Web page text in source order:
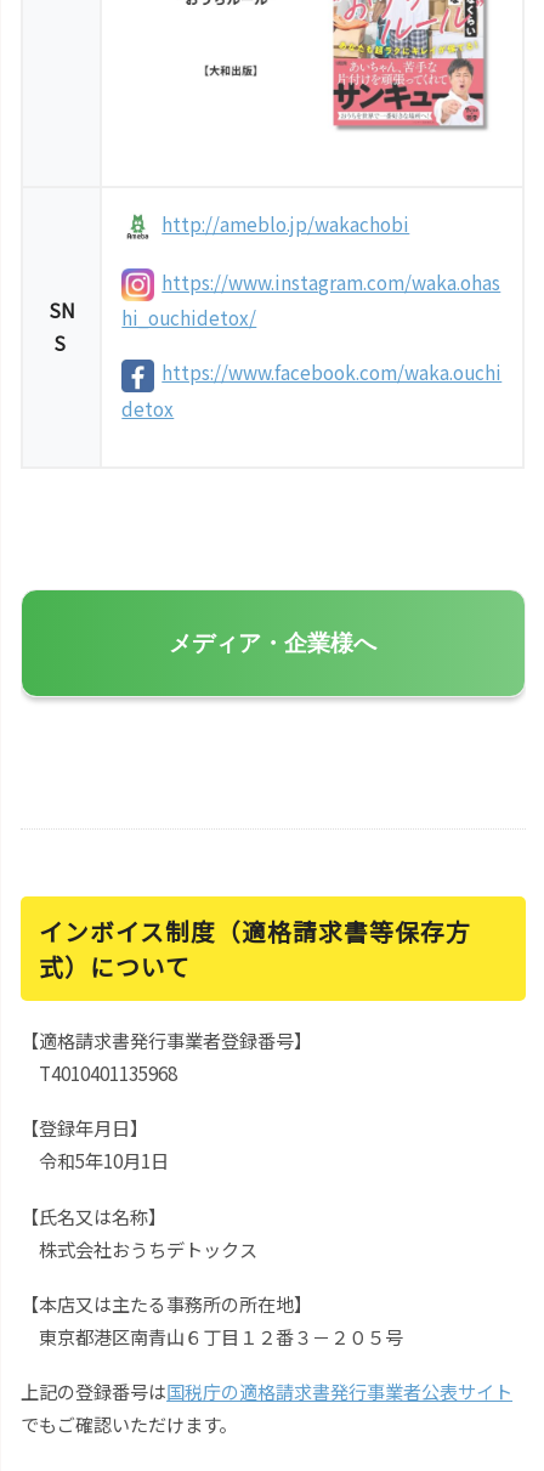
SN
S
http://ameblo.jp/wakachobi
https://www.instagram.com/waka.ohas
hi_ouchidetox/
https://www.facebook.com/waka.ouchi
detox
メディア・企業様へ
インボイス制度（適格請求書等保存方
式）について
【適格請求書発行事業者登録番号】
T4010401135968
【登録年月日】
令和5年10月1日
【氏名又は名称】
株式会社おうちデトックス
【本店又は主たる事務所の所在地】
東京都港区南青山６丁目１２番３－２０５号
上記の登録番号は国税庁の適格請求書発行事業者公表サイト
でもご確認いただけます。